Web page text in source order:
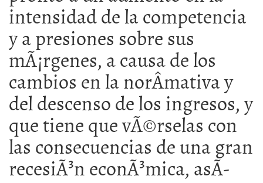
intensidad de la competencia
y a presiones sobre sus
mÃ¡rgenes, a causa de los
cambios en la norÂ­mativa y
del descenso de los ingresos, y
que tiene que vÃ©rselas con
las consecuencias de una gran
recesiÃ³n econÃ³mica, asÃ­